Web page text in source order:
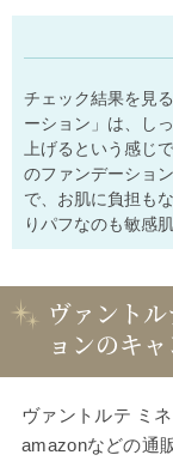
チェック結果を見
ーション」は、し
上げるという感じ
のファンデーショ
で、お肌に負担も
りパフなのも敏感
ヴァント
ョンのキ
ヴァントルテ ミ
amazonなどの通